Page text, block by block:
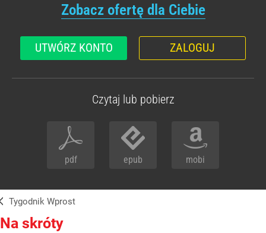
Zobacz ofertę dla Ciebie
UTWÓRZ KONTO ZALOGUJ
Czytaj lub pobierz
pdf epub mobi
Tygodnik Wprost
Na skróty